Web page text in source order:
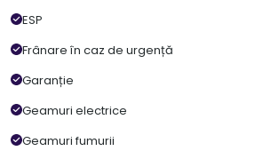
ESP
Frânare în caz de urgență
Garanție
Geamuri electrice
Geamuri fumurii